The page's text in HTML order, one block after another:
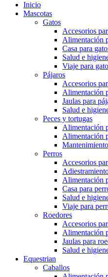
Inicio
Mascotas
Gatos
Accesorios
Alimentación
Casa para
Salud e
Viaje para
Pájaros
Accesorios
Alimentación
Jaulas para
Salud e
Peces y tortugas
Alimentación
Alimentación
Perros
Accesorios
Alimentación
Casa para
Salud e
Viaje para
Roedores
Accesorios
Alimentación
Jaulas para
Salud e
Equestrian
Caballos